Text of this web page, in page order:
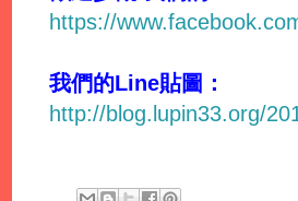
https://
我們的Line貼圖：
http://blog.lupin33.org/